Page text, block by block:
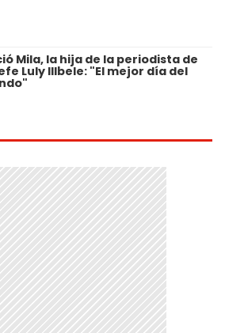
Mila, la hija de la periodista de
Luly Illbele: "El mejor día del